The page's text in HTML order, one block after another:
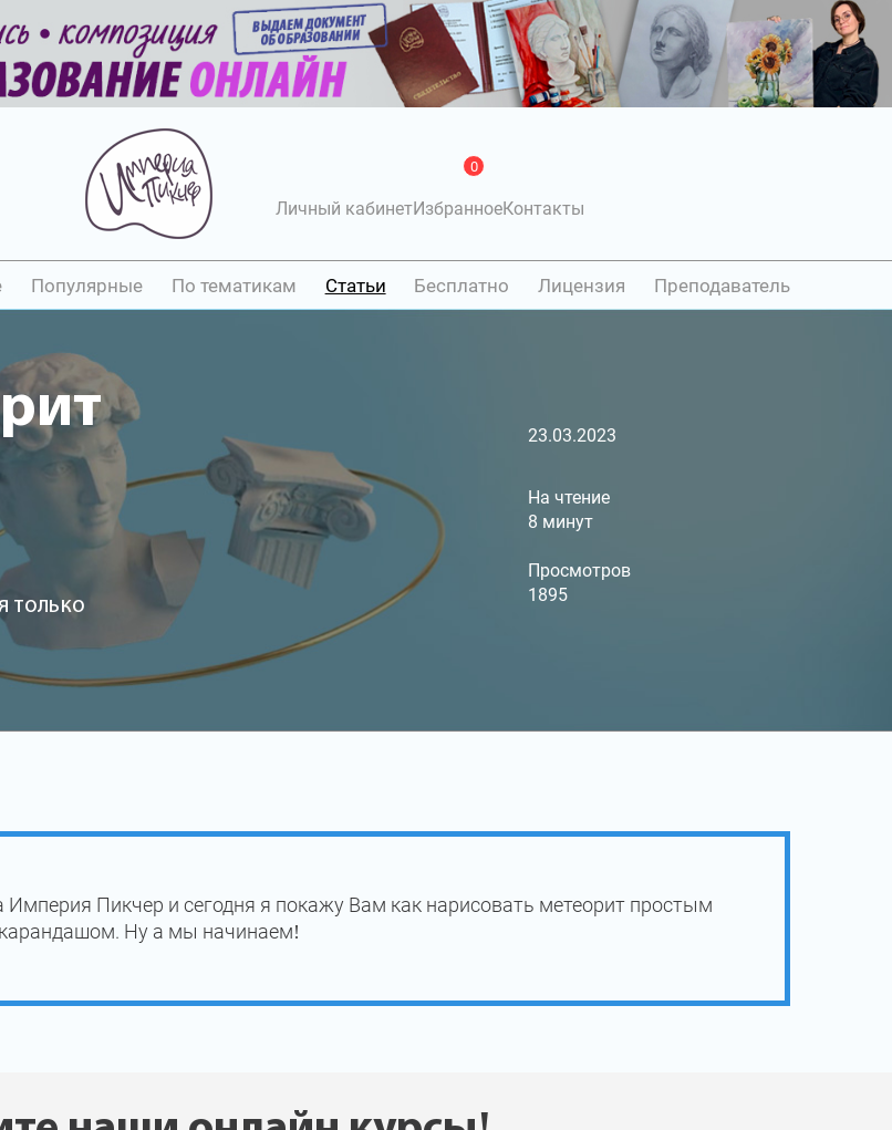
Личный кабинетИзбранное
0
Контакты
Популярные По тематикам Статьи Бесплатно Лицензия Преподаватель
только
23.03.2023
На чтение
8 минут
Просмотров
1895
Пикчер и сегодня я покажу Вам как нарисовать метеорит простым
карандашом. Ну а мы начинаем!